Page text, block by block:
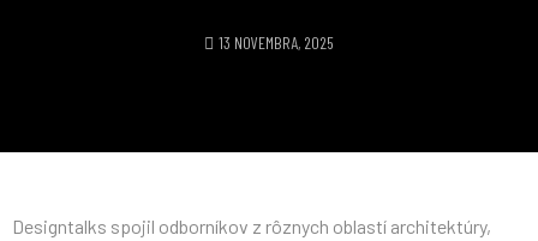
13 NOVEMBRA, 2025
Designtalks spojil odborníkov z rôznych oblastí architektúry,